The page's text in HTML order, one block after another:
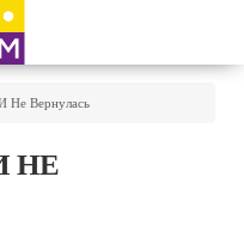
Не Вернулась
НЕ